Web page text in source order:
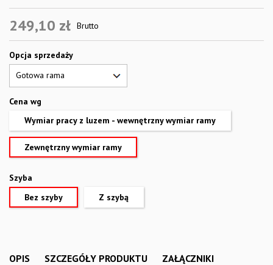
249,10 zł Brutto
Opcja sprzedaży
Cena wg
Wymiar pracy z luzem - wewnętrzny wymiar ramy
Zewnętrzny wymiar ramy
Szyba
Bez szyby
Z szybą
OPIS SZCZEGÓŁY PRODUKTU
ZAŁĄCZNIKI